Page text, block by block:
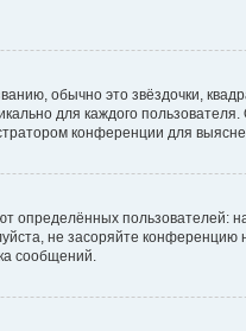
обычно это звёздочки,
для каждого
конференции для
пользователей:
не засоряйте
сообщений.